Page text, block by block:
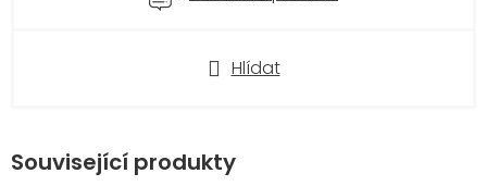
Hlídat
Související produkty